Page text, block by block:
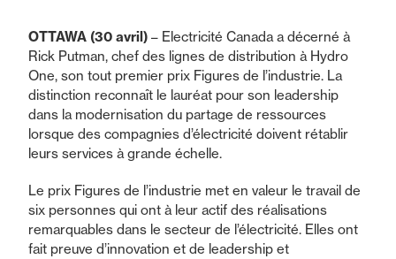
OTTAWA (30 avril) – Electricité Canada a décerné à
Rick Putman, chef des lignes de distribution à Hydro
One, son tout premier prix Figures de l’industrie. La
distinction reconnaît le lauréat pour son leadership
dans la modernisation du partage de ressources
lorsque des compagnies d’électricité doivent rétablir
leurs services à grande échelle.
Le prix Figures de l’industrie met en valeur le travail de
six personnes qui ont à leur actif des réalisations
remarquables dans le secteur de l’électricité. Elles ont
fait preuve d’innovation et de leadership et